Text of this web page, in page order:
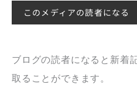
このメディアの読者になる
ブログの読者になると新着
取ることができます。